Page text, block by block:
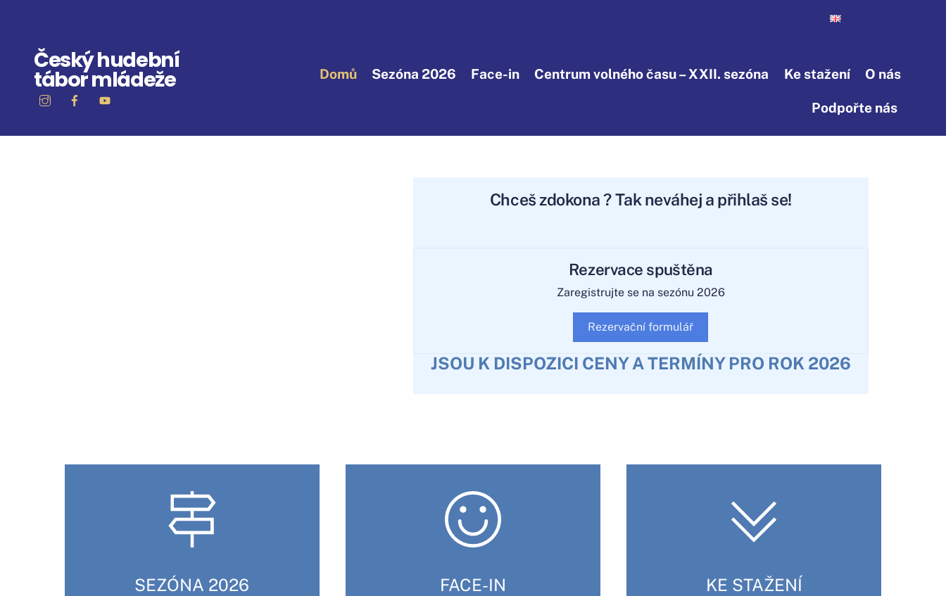
content
Český hudební
tábor mládeže Domů Sezóna 2026 Face-in Centrum volného času – XXII. sezóna Ke stažení O nás
Podpořte nás
Chcešzdokonalit? Tak neváhej a přihlaš se!
Rezervace spuštěna
Zaregistrujte se na sezónu 2026
Rezervační formulář
JSOU K DISPOZICI CENY A TERMÍNY PRO ROK 2026
SEZÓNA 2026 FACE-IN KE STAŽENÍ